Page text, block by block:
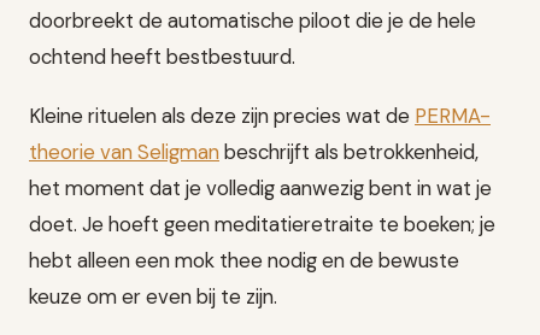
doorbreekt de automatische piloot die je de hele
ochtend heeft bestbestuurd.
Kleine rituelen als deze zijn precies wat de PERMA-
theorie van Seligmanbeschrijft als betrokkenheid,
het moment dat je volledig aanwezig bent in wat je
doet. Je hoeft geen meditatieretraite te boeken; je
hebt alleen een mok thee nodig en de bewuste
keuze om er even bij te zijn.